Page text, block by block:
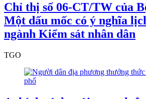
Chỉ thị số 06-CT/TW của
Một dấu mốc có ý nghĩa
ngành Kiểm sát nhân dân
TGO